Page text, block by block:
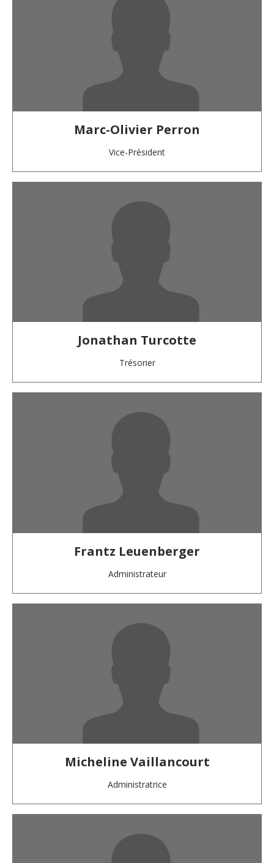
Marc-Olivier Perron
Vice-Président
Jonathan Turcotte
Trésorier
Frantz Leuenberger
Administrateur
Micheline Vaillancourt
Administratrice